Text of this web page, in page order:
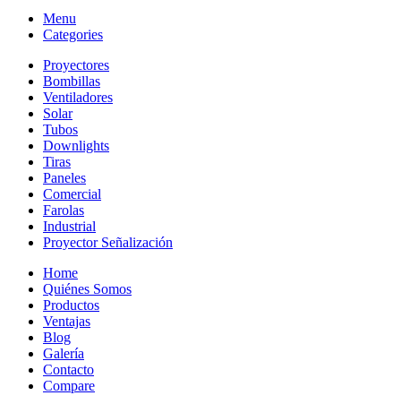
Menu
Categories
Proyectores
Bombillas
Ventiladores
Solar
Tubos
Downlights
Tiras
Paneles
Comercial
Farolas
Industrial
Proyector Señalización
Home
Quiénes Somos
Productos
Ventajas
Blog
Galería
Contacto
Compare